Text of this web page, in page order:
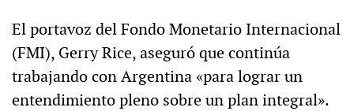
El portavoz del Fondo Monetario Internacional
(FMI), Gerry Rice, aseguró que continúa
trabajando con Argentina «para lograr un
entendimiento pleno sobre un plan integral».